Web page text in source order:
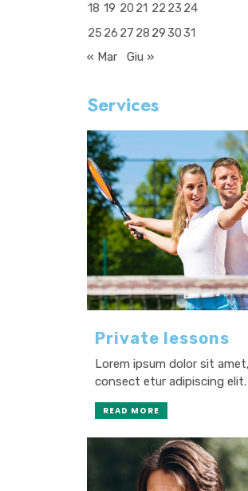
18 19 20 21 22 23 24
25 26 27 28 293031
« Mar
Giu »
Services
Private lessons
Lorem ipsum dolor sit amet,
consect etur adipiscing elit.
READ MORE